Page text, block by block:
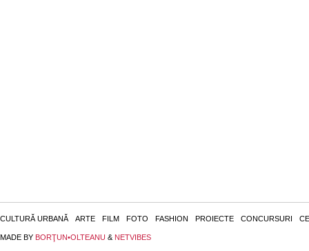
CULTURĂ URBANĂ ARTE FILM FOTO FASHION PROIECTE CONCURSURI
MADE BY BORŢUN•OLTEANU & NETVIBES